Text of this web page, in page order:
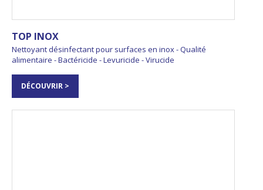
TOP INOX
Nettoyant désinfectant pour surfaces en inox - Qualité
alimentaire - Bactéricide - Levuricide - Virucide
DÉCOUVRIR >